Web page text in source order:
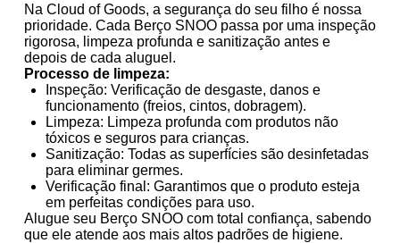
Na Cloud of Goods, a segurança do seu filho é nossa
prioridade. Cada Berço SNOO passa por uma inspeção
rigorosa, limpeza profunda e sanitização antes e
depois de cada aluguel.
Processo de limpeza:
Inspeção: Verificação de desgaste, danos e
funcionamento (freios, cintos, dobragem).
Limpeza: Limpeza profunda com produtos não
tóxicos e seguros para crianças.
Sanitização: Todas as superfícies são desinfetadas
para eliminar germes.
Verificação final: Garantimos que o produto esteja
em perfeitas condições para uso.
Alugue seu Berço SNOO com total confiança, sabendo
que ele atende aos mais altos padrões de higiene.